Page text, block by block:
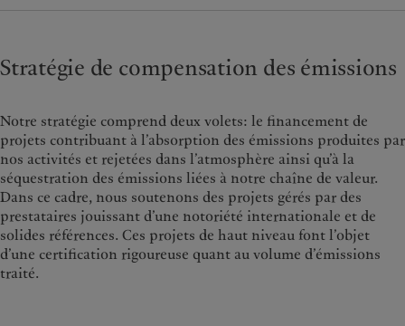
Stratégie de compensation des émissions
Notre stratégie comprend deux volets: le financement de
projets contribuant à l’absorption des émissions produites par
nos activités et rejetées dans l’atmosphère ainsi qu’à la
séquestration des émissions liées à notre chaîne de valeur.
Dans ce cadre, nous soutenons des projets gérés par des
prestataires jouissant d’une notoriété internationale et de
solides références. Ces projets de haut niveau font l’objet
d’une certification rigoureuse quant au volume d’émissions
traité.